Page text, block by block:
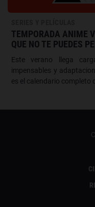
TEMPORADA ANIME
QUE NO TE PUEDES
Este verano llega
impensables y
es el calendario completo